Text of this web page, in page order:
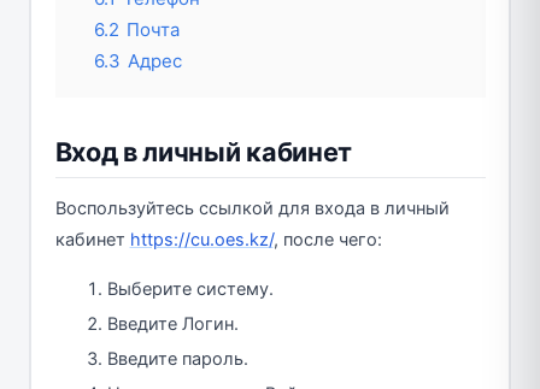
6.2 Почта
6.3 Адрес
Вход в личный кабинет
Воспользуйтесь ссылкой для входа в личный
кабинет https://cu.oes.kz/, после чего:
Выберите систему.
Введите Логин.
Введите пароль.